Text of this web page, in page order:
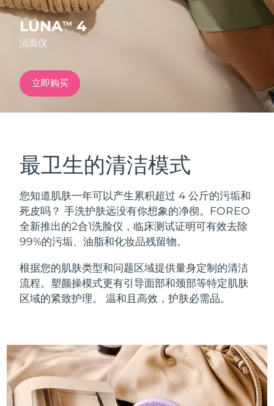
LUNATM4
洁面仪
立即购买
最卫生的清洁模式
您知道肌肤一年可以产生累积超过 4 公斤的污垢和
死皮吗？ 手洗护肤远没有你想象的净彻。FOREO
全新推出的2合1洗脸仪，临床测试证明可有效去除
99%的污垢、油脂和化妆品残留物。
根据您的肌肤类型和问题区域提供量身定制的清洁
流程。塑颜操模式更有引导面部和颈部等特定肌肤
区域的紧致护理。 温和且高效，护肤必需品。
特别优惠
红光疗法
面部清洁
LUNA™ 4 套装
Anti-aging massage
LUNA™ 4 Plus
LUNA™ 4 Men
For men, anti-aging massage
紧致提拉
BEAR™ 2 套装
Microcurrent toning
BEAR™ 2 go
BEAR™ 2 eyes & lips
Microcurrent line smoothing device
补水保湿
UFO™ 3 套装
UFO™ 3 LED
Near-infrared and red light therapy
device
口腔护理
issa™ 4
issa™ 4 plus
Smart hybrid silicone sonic toothbrush
抗老 LED治疗
NEW
法国 预计送达日期
德国 预计送达日期
加拿大 预计送达日期 ১২/৮/২৬
奥地利 预计送达日期
比利时 预计送达日期৮/৮/২৬
百慕大 预计送达日期
波斯尼亚和黑塞哥维那 预计送达日期১১/৮/২৬
文莱 预计送达日期
加拿大 预计送达日期১২/৮/২৬
智利 预计送达日期১২/৮/২৬